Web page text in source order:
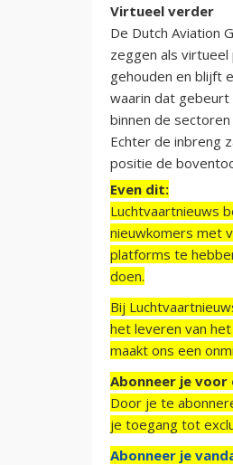
Virtueel verder
De Dutch Aviation
zeggen als
gehouden en blijft
waarin dat gebeurt
binnen de
Echter de inbreng
positie de
Even dit:
Luchtvaartnieuws
nieuwkomers met
platforms te
doen.
Bij
het leveren van
maakt ons een
Abonneer je
Door je te
je toegang tot
Abonneer je